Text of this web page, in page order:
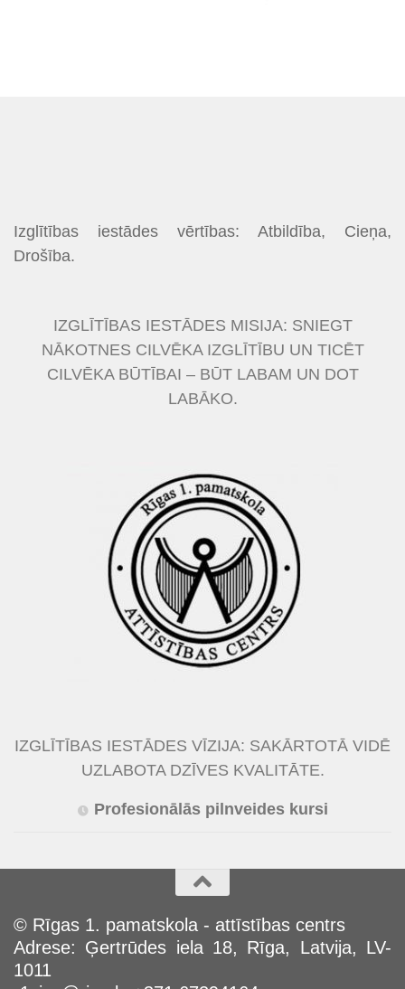
Izglītības iestādes vērtības: Atbildība, Cieņa,
Drošība.
IZGLĪTĪBAS IESTĀDES MISIJA: SNIEGT
NĀKOTNES CILVĒKA IZGLĪTĪBU UN TICĒT
CILVĒKA BŪTĪBAI – BŪT LABAM UN DOT
LABĀKO.
IZGLĪTĪBAS IESTĀDES VĪZIJA: SAKĀRTOTĀ VIDĒ
UZLABOTA DZĪVES KVALITĀTE.
Profesionālās pilnveides kursi
© Rīgas 1. pamatskola - attīstības centrs
Adrese: Ģertrūdes iela 18, Rīga, Latvija, LV-
1011